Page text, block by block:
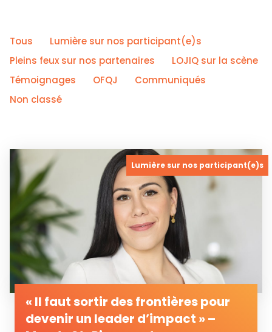
Tous
Lumière sur nos participant(e)s
Pleins feux sur nos partenaires
LOJIQ sur la scène
Témoignages
OFQJ
Communiqués
Non classé
Lumière sur nos participant(e)s
« Il faut sortir des frontières pour
devenir un leader d’impact » –